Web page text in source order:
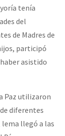
tenía
del
de Madres de
participó
asistido
Paz utilizaron
diferentes
lema llegó a las